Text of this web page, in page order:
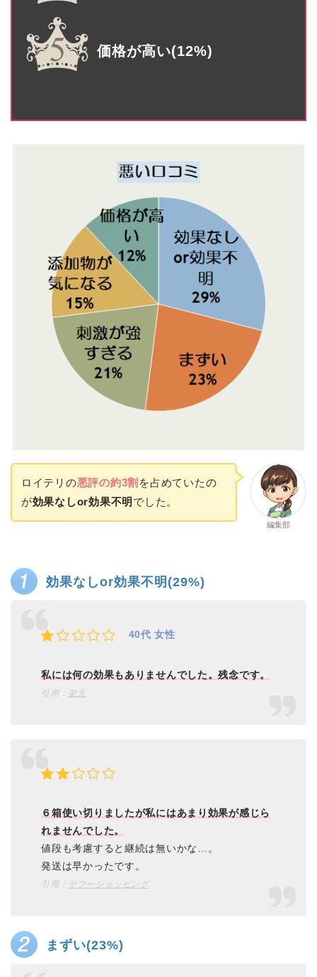
価格が高い(12%)
編集部
ロイテリの悪評の約3割 を占めていたの
が効果なしor効果不明 でした。
効果なしor効果不明(29%)
40代 女性
私には何の効果もありませんでした。残念です。
引用： 楽天
６箱使い切りましたが私にはあまり効果が感じら
れませんでした。
値段も考慮すると継続は無いかな…。
発送は早かったです。
引用： ヤフーショッピング
まずい(23%)